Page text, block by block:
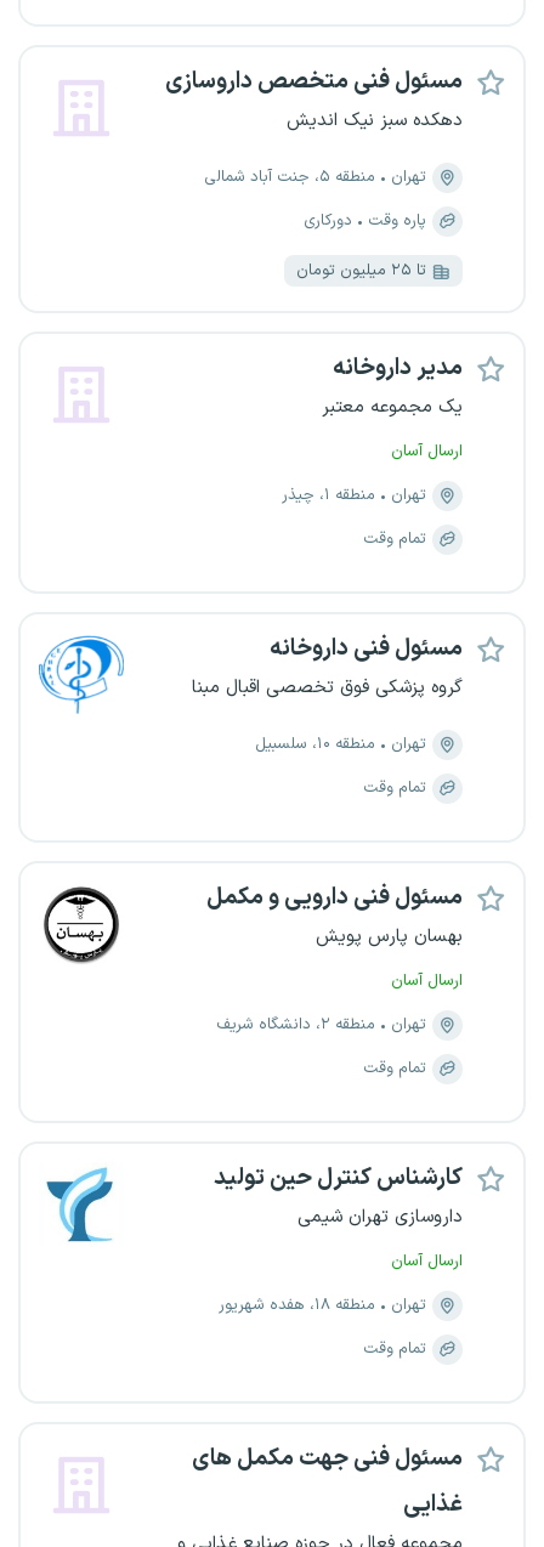
مسئول فنی متخصص داروسازی
دهکده سبز نیک اندیش
تهران
منطقه ۵، جنت آباد شمالی
پاره وقت
دورکاری
تا ۲۵ میلیون تومان
مدیر داروخانه
یک مجموعه معتبر
ارسال آسان
تهران
منطقه ۱، چیذر
تمام وقت
مسئول فنی داروخانه
گروه پزشکی فوق تخصصی اقبال مبنا
تهران
منطقه ۱۰، سلسبیل
تمام وقت
مسئول فنی دارویی و مکمل
بهسان پارس پویش
ارسال آسان
تهران
منطقه ۲، دانشگاه شریف
تمام وقت
کارشناس کنترل حین تولید
داروسازی تهران شیمی
ارسال آسان
تهران
منطقه ۱۸، هفده شهریور
تمام وقت
مسئول فنی جهت مکمل های
غذایی